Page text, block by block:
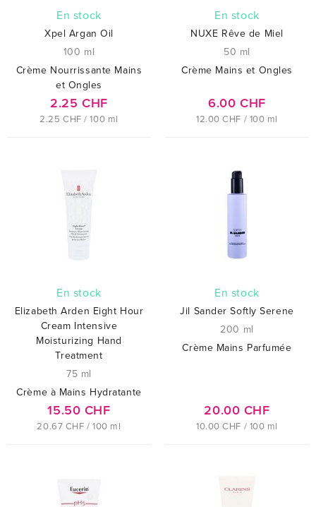
En stock
Xpel Argan Oil
100 ml
Crème Nourrissante Mains
et Ongles
2.25 CHF
2.25 CHF / 100 ml
En stock
NUXE Rêve de Miel
50 ml
Crème Mains et Ongles
6.00 CHF
12.00 CHF / 100 ml
En stock
Elizabeth Arden Eight Hour
Cream Intensive
Moisturizing Hand
Treatment
75 ml
Crème à Mains Hydratante
15.50 CHF
20.67 CHF / 100 ml
En stock
Jil Sander Softly Serene
200 ml
Crème Mains Parfumée
20.00 CHF
10.00 CHF / 100 ml